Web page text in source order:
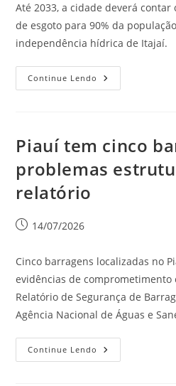
Até 2033, a cidade deverá
de esgoto para 90% da
independência hídrica de Itajaí.
Continue Lendo
Piauí tem cinco
problemas
relatório
14/07/2026
Cinco barragens localizadas no
evidências de
Relatório de Segurança de
Agência Nacional de Águas e
Continue Lendo